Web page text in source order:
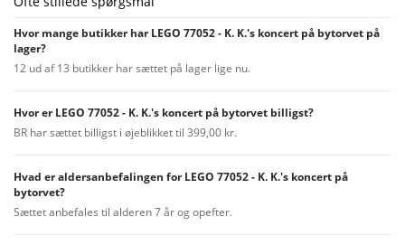
Hvor mange butikker har LEGO 77052 - K. K.'s koncert på bytorvet på
lager?
12 ud af 13 butikker har sættet på lager lige nu.
Hvor er LEGO 77052 - K. K.'s koncert på bytorvet billigst?
BR har sættet billigst i øjeblikket til 399,00 kr.
Hvad er aldersanbefalingen for LEGO 77052 - K. K.'s koncert på
bytorvet?
Sættet anbefales til alderen 7 år og opefter.